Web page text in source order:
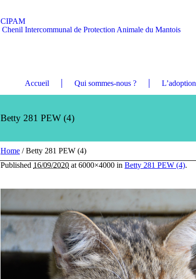
CIPAM
Chenil Intercommunal de Protection Animale du Mantois
Accueil Qui sommes-nous ? L’adoption
Betty 281 PEW (4)
Home /Betty 281 PEW (4)
Published 16/09/2020 at 6000×4000 in Betty 281 PEW (4).